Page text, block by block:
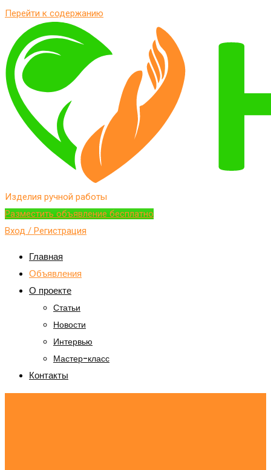
Перейти к содержанию
Изделия ручной работы
Разместить объявление бесплатно
Вход / Регистрация
Главная
Объявления
О проекте
Статьи
Новости
Интервью
Мастер-класс
Контакты